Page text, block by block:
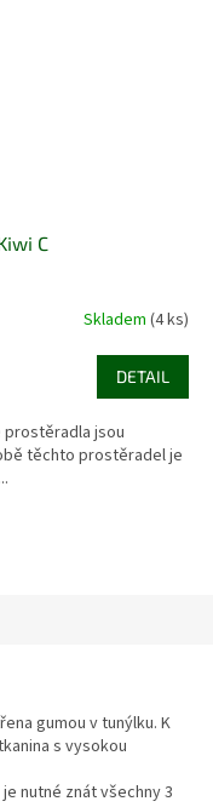
C
Skladem (4 ks)
DETAIL
jsou
těchto prostěradel je
gumou v tunýlku. K
s vysokou
nutné znát všechny 3